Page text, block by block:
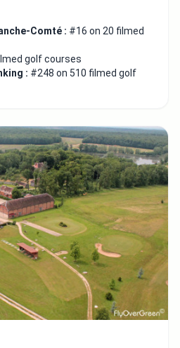
Comté : #16 on 20 filmed
golf courses
: #248 on 510 filmed golf